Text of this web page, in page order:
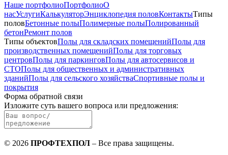
Наше портфолиоПортфолиоО
насУслугиКалькуляторЭнциклопедия половКонтактыТипы
половБетонные полыПолимерные полыПолированный
бетонРемонт полов
Типы объектовПолы для складских помещенийПолы для
производственных помещенийПолы для торговых
центровПолы для паркинговПолы для автосервисов и
СТОПолы для общественных и административных
зданийПолы для сельского хозяйстваСпортивные полы и
покрытия
Форма обратной связи
Изложите суть вашего вопроса или предложения:
© 2026 ПРОФТЕХПОЛ – Все права защищены.